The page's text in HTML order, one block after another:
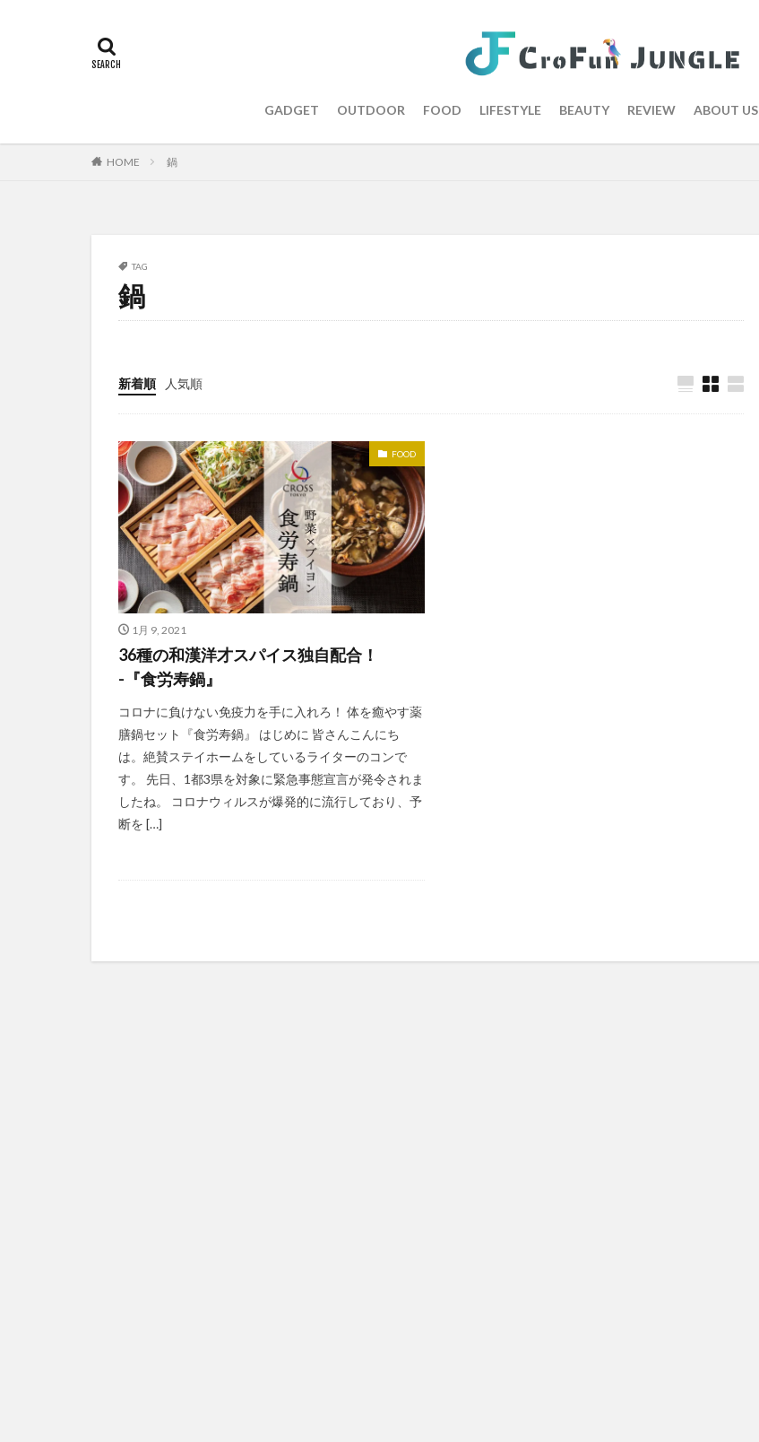
GADGET OUTDOOR FOOD LIFESTYLE BEAUTY REVIEW ABOUT US
HOME 鍋
TAG
鍋
新着順 人気順
FOOD
1月 9, 2021
36種の和漢洋才スパイス独自配合！
-『食労寿鍋』
コロナに負けない免疫力を手に入れろ！ 体を癒やす薬
膳鍋セット『食労寿鍋』 はじめに 皆さんこんにち
は。絶賛ステイホームをしているライターのコンで
す。 先日、1都3県を対象に緊急事態宣言が発令されま
したね。 コロナウィルスが爆発的に流行しており、予
断を […]